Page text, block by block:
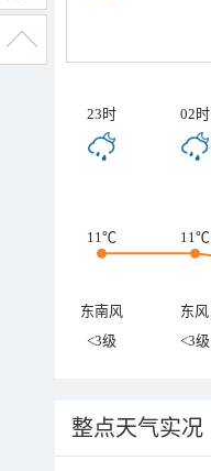
23时 02时
11℃ 11℃
东南风 东风
<3级
<3级
整点天气实况